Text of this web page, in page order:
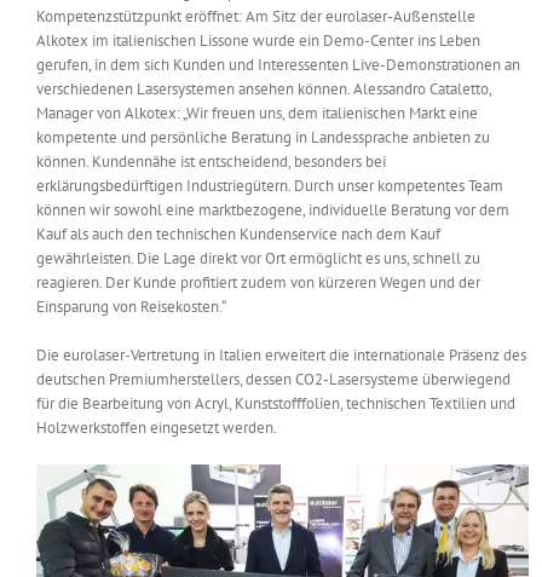
Kontakt
Messen & Events
Unternehmen
Interviews
Wissen
Jobshop
Suche
nach:
Kompetenzstützpunkt eröffnet: Am Sitz der eurolaser-Außenstelle
Alkotex im italienischen Lissone wurde ein Demo-Center ins Leben
gerufen, in dem sich Kunden und Interessenten Live-Demonstrationen an
verschiedenen Lasersystemen ansehen können. Alessandro Cataletto,
Manager von Alkotex: „Wir freuen uns, dem italienischen Markt eine
kompetente und persönliche Beratung in Landessprache anbieten zu
können. Kundennähe ist entscheidend, besonders bei
erklärungsbedürftigen Industriegütern. Durch unser kompetentes Team
können wir sowohl eine marktbezogene, individuelle Beratung vor dem
Kauf als auch den technischen Kundenservice nach dem Kauf
gewährleisten. Die Lage direkt vor Ort ermöglicht es uns, schnell zu
reagieren. Der Kunde profitiert zudem von kürzeren Wegen und der
Einsparung von Reisekosten.“
Die eurolaser-Vertretung in Italien erweitert die internationale Präsenz des
deutschen Premiumherstellers, dessen CO2-Lasersysteme überwiegend
für die Bearbeitung von Acryl, Kunststofffolien, technischen Textilien und
Holzwerkstoffen eingesetzt werden.